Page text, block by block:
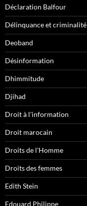
Déclaration Balfour
Délinquance et criminalité
Deoband
Désinformation
Dhimmitude
Djihad
Droit à l'information
Droit marocain
Droits de l'Homme
Droits des femmes
Edith Stein
Edouard Philippe